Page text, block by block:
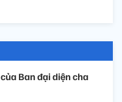
Ban đại diện cha